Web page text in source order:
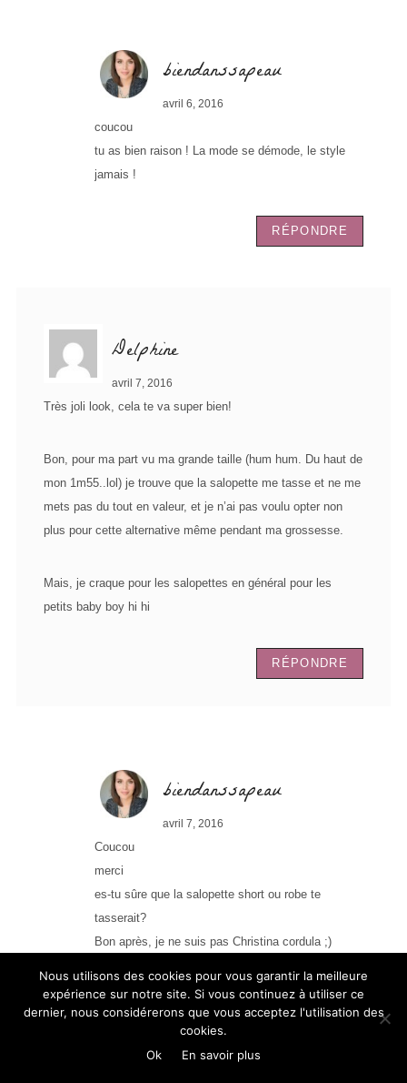
biendanssapeau
avril 6, 2016
coucou
tu as bien raison ! La mode se démode, le style
jamais !
RÉPONDRE
Delphine
avril 7, 2016
Très joli look, cela te va super bien!
Bon, pour ma part vu ma grande taille (hum hum. Du haut de
mon 1m55..lol) je trouve que la salopette me tasse et ne me
mets pas du tout en valeur, et je n’ai pas voulu opter non
plus pour cette alternative même pendant ma grossesse.
Mais, je craque pour les salopettes en général pour les
petits baby boy hi hi
RÉPONDRE
biendanssapeau
avril 7, 2016
Coucou
merci
es-tu sûre que la salopette short ou robe te
tasserait?
Bon après, je ne suis pas Christina cordula ;)
mais plutôt les salopettes shorts en été ;)
Nous utilisons des cookies pour vous garantir la meilleure
expérience sur notre site. Si vous continuez à utiliser ce
dernier, nous considérerons que vous acceptez l'utilisation des
cookies.
Ok
En savoir plus